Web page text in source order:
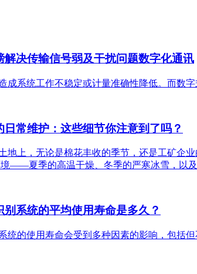
解决传输信号弱及干扰问题数字化通讯
成系统工作不稳定或计量准确性降低。而数
常维护：这些细节你注意到了吗？
地上，无论是棉花丰收的季节，还是工矿企
——夏季的高温干燥、冬季的严寒冰雪，以
系统的平均使用寿命是多久？
统的使用寿命会受到多种因素的影响，包括